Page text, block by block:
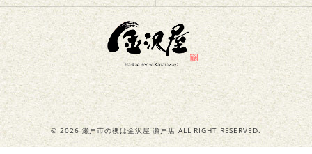
© 2026 瀬戸市の襖は金沢屋 瀬戸店 ALL RIGHT RESERVED.